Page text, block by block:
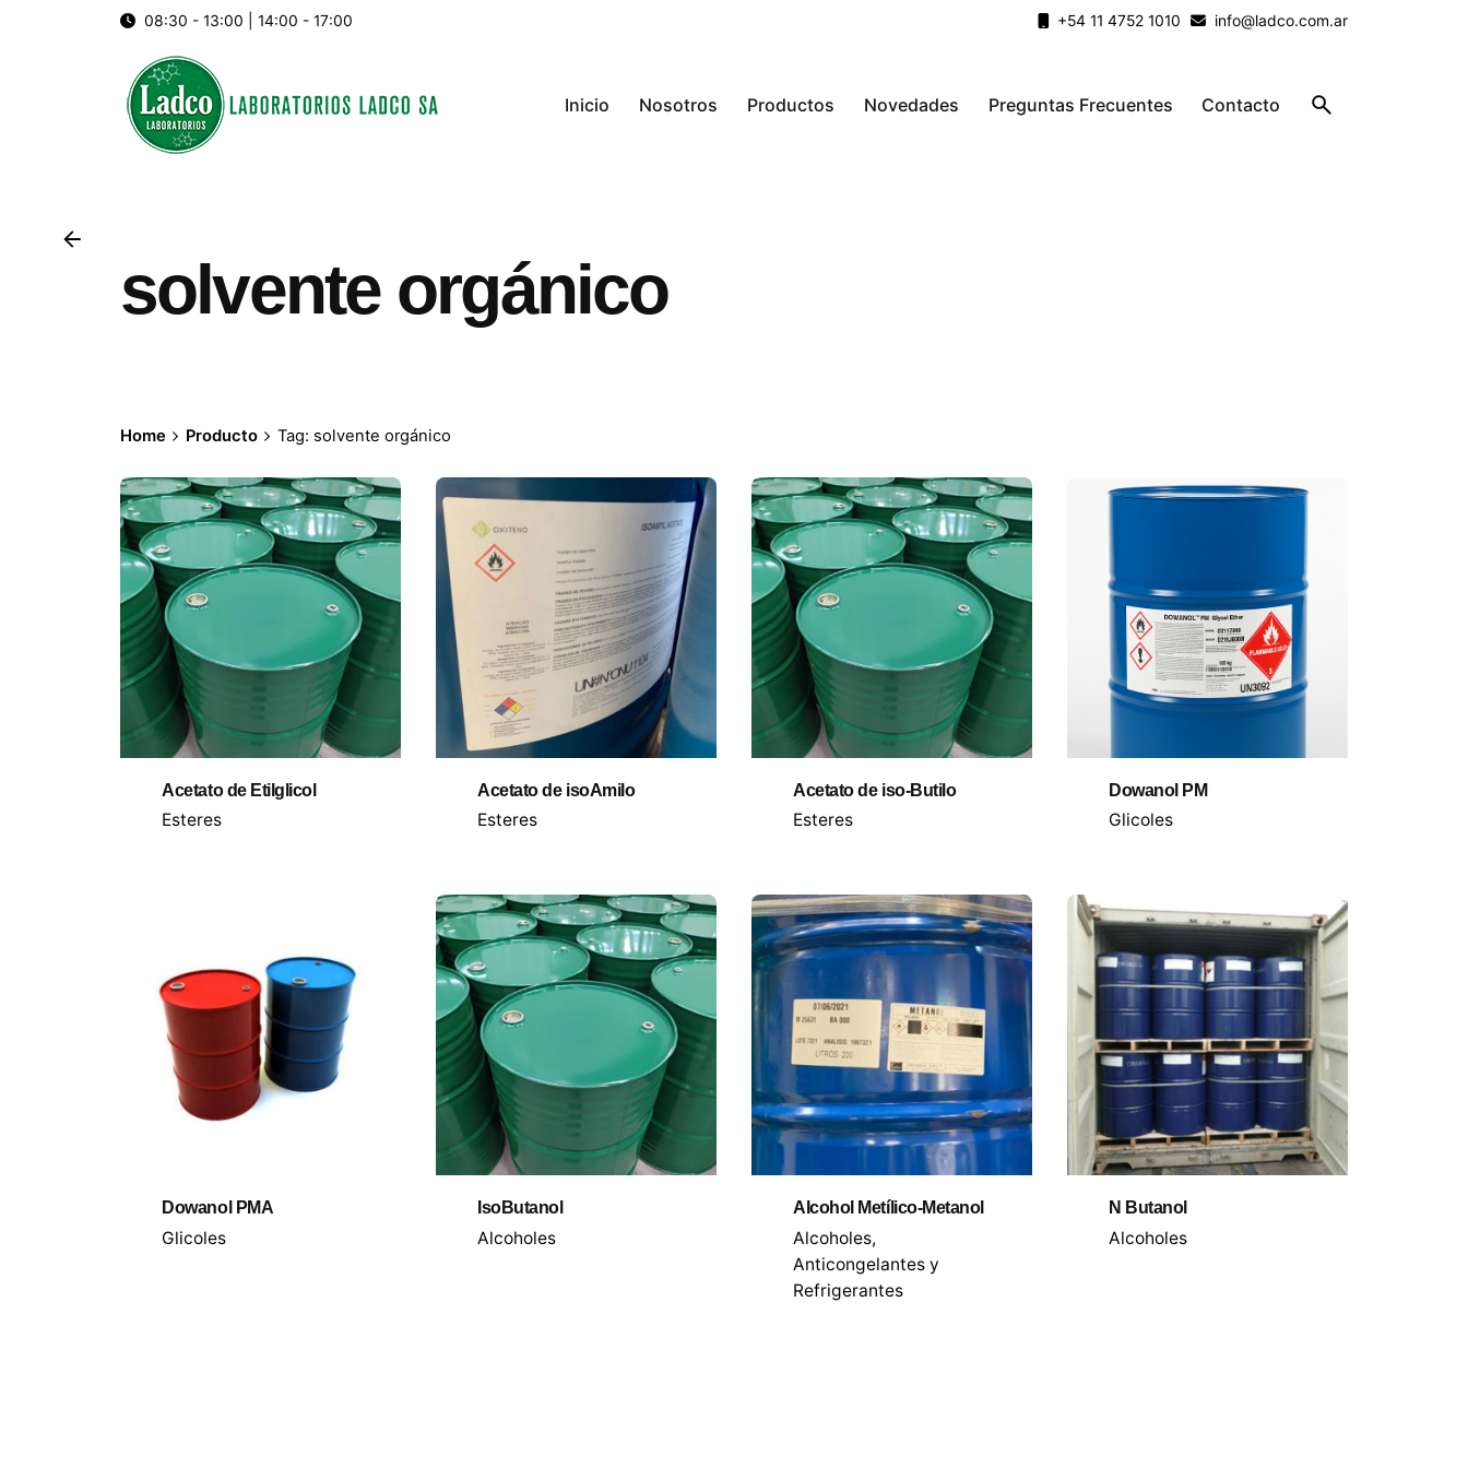
08:30 - 13:00 | 14:00 - 17:00 +54 11 4752 1010 info@ladco.com.ar
Inicio Nosotros Productos Novedades Preguntas Frecuentes Contacto
solvente orgánico
Home Producto Tag: solvente orgánico
Acetato de Etilglicol
Esteres
Acetato de isoAmilo
Esteres
Acetato de iso-Butilo
Esteres
Dowanol PM
Glicoles
Dowanol PMA
Glicoles
IsoButanol
Alcoholes
Alcohol Metílico-Metanol
Alcoholes
Anticongelantes y
Refrigerantes
N Butanol
Alcoholes